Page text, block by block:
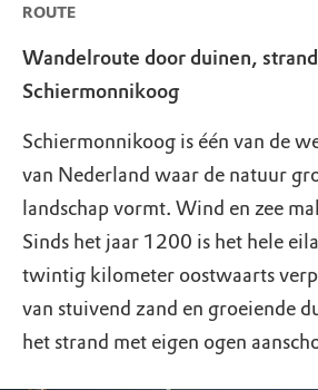
ROUTE
Wandelroute door duinen,
Schiermonnikoog
Schiermonnikoog is één van de
van Nederland waar de natuur
landschap vormt. Wind en zee
Sinds het jaar 1200 is het hele
twintig kilometer oostwaarts
van stuivend zand en groeiende
het strand met eigen ogen